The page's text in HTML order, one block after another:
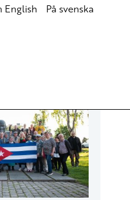
English På svenska